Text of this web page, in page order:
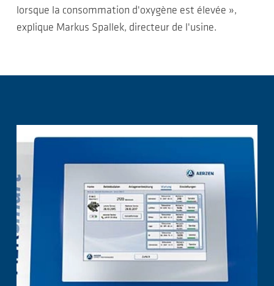
lorsque la consommation d'oxygène est élevée »,
explique Markus Spallek, directeur de l'usine.